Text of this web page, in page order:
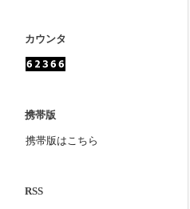
カウンタ
携帯版
携帯版はこちら
RSS